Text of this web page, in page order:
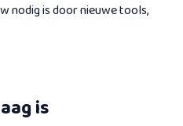
nodig is door nieuwe tools,
is